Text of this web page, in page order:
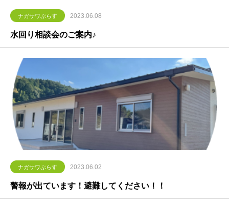
ナガサワぷらす 2023.06.08
水回り相談会のご案内♪
ナガサワぷらす 2023.06.02
警報が出ています！避難してください！！